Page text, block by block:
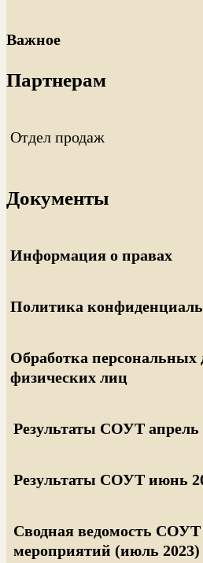
Важное
Партнерам
Отдел продаж
Документы
Информация о правах
Политика
Обработка
физических лиц
Результаты СОУТ апрель
Результаты СОУТ июнь
Сводная ведомость
мероприятий (июль 2023)